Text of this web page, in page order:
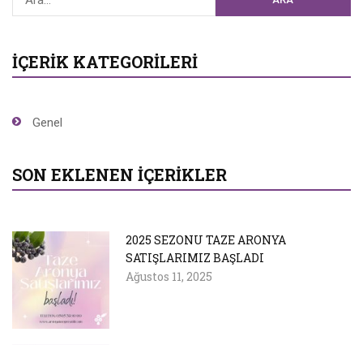
İÇERIK KATEGORILERI
Genel
SON EKLENEN İÇERIKLER
2025 SEZONU TAZE ARONYA
SATIŞLARIMIZ BAŞLADI
Ağustos 11, 2025